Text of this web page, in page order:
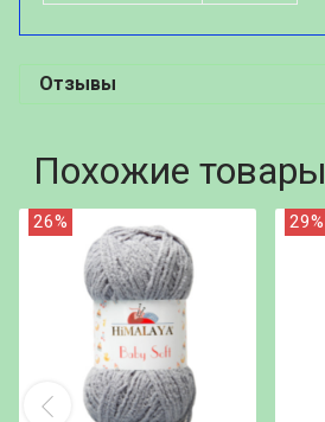
Отзывы
Похожие товары
26% 29%